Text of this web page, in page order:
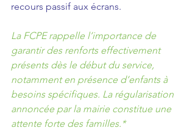
recours passif aux écrans.
La FCPE rappelle l’importance de
garantir des renforts effectivement
présents dès le début du service,
notamment en présence d’enfants à
besoins spécifiques. La régularisation
annoncée par la mairie constitue une
attente forte des familles.*